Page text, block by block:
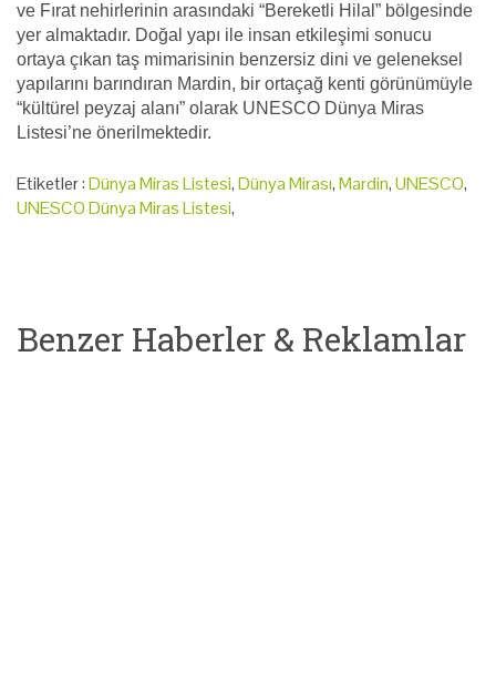
ve Fırat nehirlerinin arasındaki “Bereketli Hilal” bölgesinde
yer almaktadır. Doğal yapı ile insan etkileşimi sonucu
ortaya çıkan taş mimarisinin benzersiz dini ve geleneksel
yapılarını barındıran Mardin, bir ortaçağ kenti görünümüyle
“kültürel peyzaj alanı” olarak UNESCO Dünya Miras
Listesi’ne önerilmektedir.
Etiketler :Dünya Miras Listesi,Dünya Mirası,Mardin,UNESCO,
UNESCO Dünya Miras Listesi,
Benzer Haberler & Reklamlar